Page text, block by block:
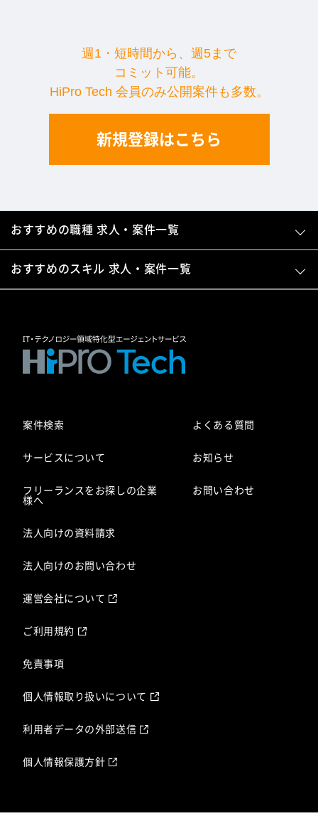
週1・短時間から、週5まで
コミット可能。
HiPro Tech 会員のみ公開案件も多数。
新規登録はこちら
おすすめの職種 求人・案件一覧
おすすめのスキル 求人・案件一覧
案件検索
サービスについて
フリーランスをお探しの企業
様へ
法人向けの資料請求
法人向けのお問い合わせ
よくある質問
お知らせ
お問い合わせ
運営会社について
ご利用規約
免責事項
個人情報取り扱いについて
利用者データの外部送信
個人情報保護方針